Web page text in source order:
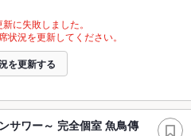
に失敗しました。
状況を更新してください。
を更新する
サワー～ 完全個室 魚鳥傳